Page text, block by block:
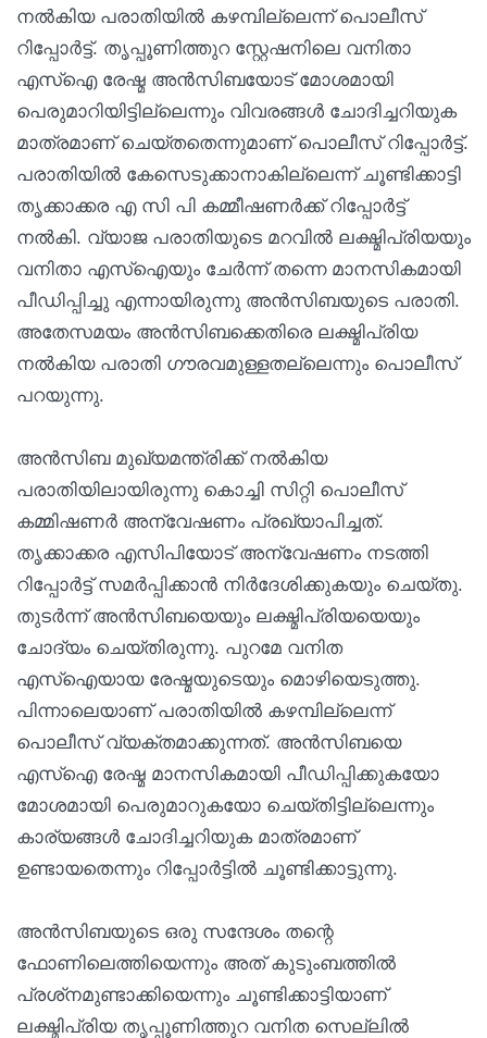
നൽകിയ പരാതിയിൽ കഴമ്പില്ലെന്ന് പൊലീസ്
റിപ്പോർട്ട്. തൃപ്പൂണിത്തുറ സ്റ്റേഷനിലെ വനിതാ
എസ്‌ഐ രേഷ്മ അൻസിബയോട് മോശമായി
പെരുമാറിയിട്ടില്ലെന്നും വിവരങ്ങൾ ചോദിച്ചറിയുക
മാത്രമാണ് ചെയ്തതെന്നുമാണ് പൊലീസ് റിപ്പോർട്ട്.
പരാതിയിൽ കേസെടുക്കാനാകില്ലെന്ന് ചൂണ്ടിക്കാട്ടി
തൃക്കാക്കര എ സി പി കമ്മീഷണർക്ക് റിപ്പോർട്ട്
നൽകി. വ്യാജ പരാതിയുടെ മറവിൽ ലക്ഷ്മിപ്രിയയും
വനിതാ എസ്‌ഐയും ചേർന്ന് തന്നെ മാനസികമായി
പീഡിപ്പിച്ചു എന്നായിരുന്നു അൻസിബയുടെ പരാതി.
അതേസമയം അൻസിബക്കെതിരെ ലക്ഷ്മിപ്രിയ
നൽകിയ പരാതി ഗൗരവമുള്ളതല്ലെന്നും പൊലീസ്
പറയുന്നു.
അൻസിബ മുഖ്യമന്ത്രിക്ക് നൽകിയ
പരാതിയിലായിരുന്നു കൊച്ചി സിറ്റി പൊലീസ്
കമ്മിഷണർ അന്വേഷണം പ്രഖ്യാപിച്ചത്.
തൃക്കാക്കര എസിപിയോട് അന്വേഷണം നടത്തി
റിപ്പോർട്ട് സമർപ്പിക്കാൻ നിർദേശിക്കുകയും ചെയ്തു.
തുടർന്ന് അൻസിബയെയും ലക്ഷ്മിപ്രിയയെയും
ചോദ്യം ചെയ്തിരുന്നു. പുറമേ വനിത
എസ്‌ഐയായ രേഷ്മയുടെയും മൊഴിയെടുത്തു.
പിന്നാലെയാണ് പരാതിയിൽ കഴമ്പില്ലെന്ന്
പൊലീസ് വ്യക്തമാക്കുന്നത്. അൻസിബയെ
എസ്‌ഐ രേഷ്മ മാനസികമായി പീഡിപ്പിക്കുകയോ
മോശമായി പെരുമാറുകയോ ചെയ്തിട്ടില്ലെന്നും
കാര്യങ്ങൾ ചോദിച്ചറിയുക മാത്രമാണ്
ഉണ്ടായതെന്നും റിപ്പോർട്ടിൽ ചൂണ്ടിക്കാട്ടുന്നു.
അൻസിബയുടെ ഒരു സന്ദേശം തന്റെ
ഫോണിലെത്തിയെന്നും അത് കുടുംബത്തിൽ
പ്രശ്‌നമുണ്ടാക്കിയെന്നും ചൂണ്ടിക്കാട്ടിയാണ്
ലക്ഷ്മിപ്രിയ തൃപ്പൂണിത്തുറ വനിത സെല്ലിൽ